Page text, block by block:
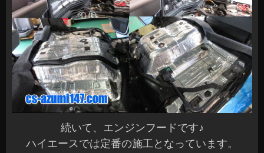
続いて、エンジンフードです♪
ハイエースでは定番の施工となっています。